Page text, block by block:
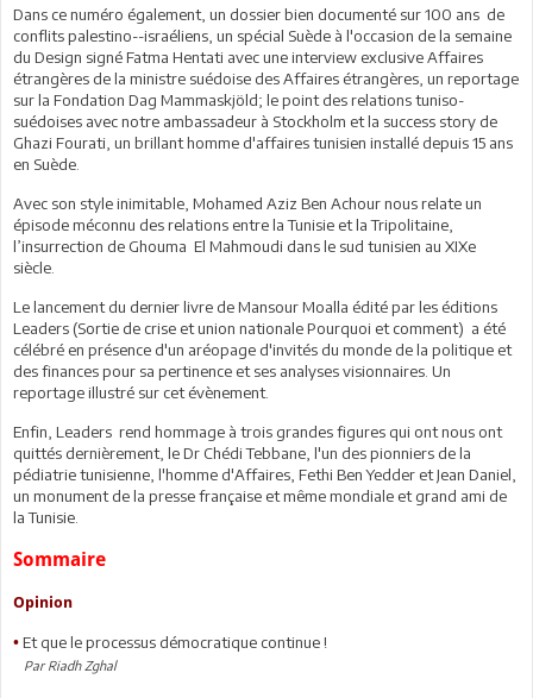
Dans ce numéro également, un dossier bien documenté sur 100 ans de
conflits palestino--israéliens, un spécial Suède à l'occasion de la semaine
du Design signé Fatma Hentati avec une interview exclusive Affaires
étrangères de la ministre suédoise des Affaires étrangères, un reportage
sur la Fondation Dag Mammaskjöld; le point des relations tuniso-
suédoises avec notre ambassadeur à Stockholm et la success story de
Ghazi Fourati, un brillant homme d'affaires tunisien installé depuis 15 ans
en Suède.
Avec son style inimitable, Mohamed Aziz Ben Achour nous relate un
épisode méconnu des relations entre la Tunisie et la Tripolitaine,
l’insurrection de Ghouma El Mahmoudi dans le sud tunisien au XIXe
siècle.
Le lancement du dernier livre de Mansour Moalla édité par les éditions
Leaders (Sortie de crise et union nationale Pourquoi et comment) a été
célébré en présence d'un aréopage d'invités du monde de la politique et
des finances pour sa pertinence et ses analyses visionnaires. Un
reportage illustré sur cet évènement.
Enfin, Leaders rend hommage à trois grandes figures qui ont nous ont
quittés dernièrement, le Dr Chédi Tebbane, l'un des pionniers de la
pédiatrie tunisienne, l'homme d'Affaires, Fethi Ben Yedder et Jean Daniel,
un monument de la presse française et même mondiale et grand ami de
la Tunisie.
Sommaire
Opinion
• Et que le processus démocratique continue !
Par Riadh Zghal